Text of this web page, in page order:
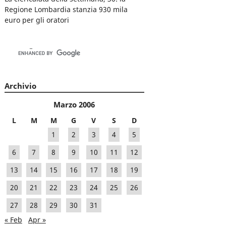
Regione Lombardia stanzia 930 mila
euro per gli oratori
Archivio
Marzo 2006
L M M G V S
D
1
2 3 4
5
6
7 8 9 10 11
12
13
14 15 16 17 18
19
20
21 22 23 24 25
26
27
28 29 30
31
« Feb
Apr »